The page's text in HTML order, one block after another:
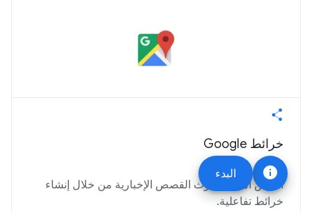
info البدء
خرائط Google
المنتج
اعرض أماكن حدوث القصص الإخبارية من خلال إنشاء
خرائط تفاعلية.